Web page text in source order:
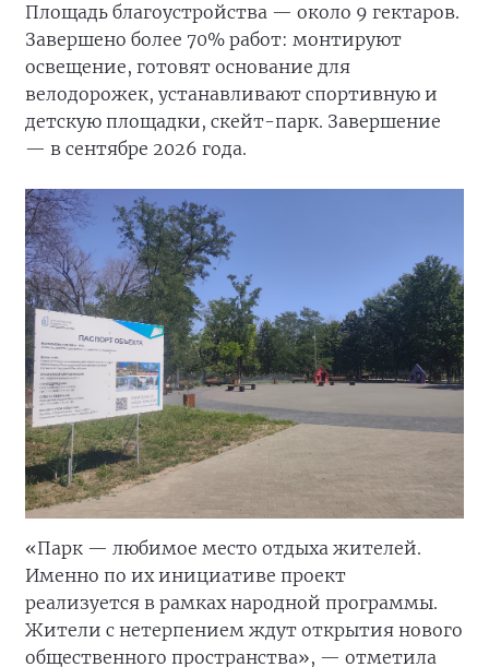
Площадь благоустройства — около 9 гектаров.
Завершено более 70% работ: монтируют
освещение, готовят основание для
велодорожек, устанавливают спортивную и
детскую площадки, скейт-парк. Завершение
— в сентябре 2026 года.
«Парк — любимое место отдыха жителей.
Именно по их инициативе проект
реализуется в рамках народной программы.
Жители с нетерпением ждут открытия нового
общественного пространства», — отметила